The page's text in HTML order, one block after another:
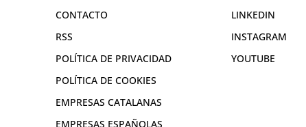
CONTACTO
RSS
POLÍTICA DE PRIVACIDAD
POLÍTICA DE COOKIES
EMPRESAS CATALANAS
EMPRESAS ESPAÑOLAS
LINKEDIN
INSTAGRAM
YOUTUBE